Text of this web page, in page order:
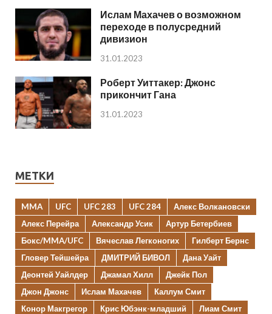
Ислам Махачев о возможном
переходе в полусредний
дивизион
31.01.2023
Роберт Уиттакер: Джонс
прикончит Гана
31.01.2023
МЕТКИ
MMA UFC UFC 283 UFC 284
Алекс Волкановски
Алекс Перейра
Александр Усик
Артур Бетербиев
Бокс/MMA/UFC
Вячеслав Легконогих
Гилберт Бернс
Гловер Тейшейра
ДМИТРИЙ БИВОЛ
Дана Уайт
Деонтей Уайлдер
Джамал Хилл
Джейк Пол
Джон Джонс
Ислам Махачев
Каллум Смит
Конор Макгрегор
Крис Юбэнк-младший
Лиам Смит